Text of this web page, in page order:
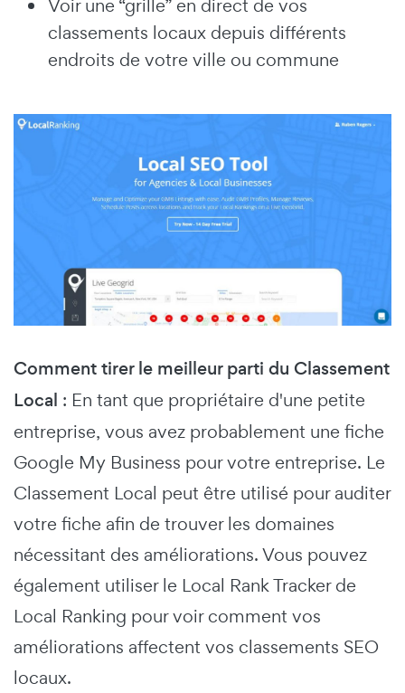
Voir une “grille” en direct de vos
classements locaux depuis différents
endroits de votre ville ou commune
Comment tirer le meilleur parti du Classement
Local : En tant que propriétaire d'une petite
entreprise, vous avez probablement une fiche
Google My Business pour votre entreprise. Le
Classement Local peut être utilisé pour auditer
votre fiche afin de trouver les domaines
nécessitant des améliorations. Vous pouvez
également utiliser le Local Rank Tracker de
Local Ranking pour voir comment vos
améliorations affectent vos classements SEO
locaux.